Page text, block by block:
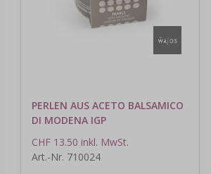
PERLEN AUS ACETO BALSAMICO
DI MODENA IGP
CHF 13.50 inkl. MwSt.
Art.-Nr. 710024